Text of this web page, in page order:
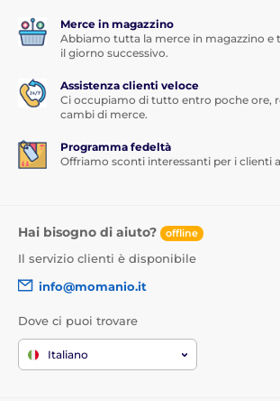
Merce in magazzino
Abbiamo tutta la merce in magazzino e
il giorno successivo.
Assistenza clienti veloce
Ci occupiamo di tutto entro poche ore,
cambi di merce.
Programma fedeltà
Offriamo sconti interessanti per i clienti
Hai bisogno di aiuto? offline
Il servizio clienti è disponibile
info@momanio.it
Dove ci puoi trovare
Italiano